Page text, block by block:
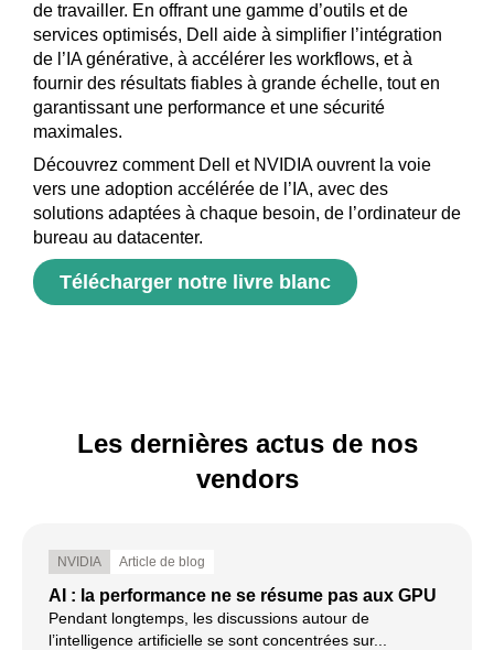
de travailler. En offrant une gamme d’outils et de
services optimisés, Dell aide à simplifier l’intégration
de l’IA générative, à accélérer les workflows, et à
fournir des résultats fiables à grande échelle, tout en
garantissant une performance et une sécurité
maximales.
Découvrez comment Dell et NVIDIA ouvrent la voie
vers une adoption accélérée de l’IA, avec des
solutions adaptées à chaque besoin, de l’ordinateur de
bureau au datacenter.
Télécharger notre livre blanc
Les dernières actus de nos
vendors
NVIDIA Article de blog
AI : la performance ne se résume pas aux GPU
Pendant longtemps, les discussions autour de
l’intelligence artificielle se sont concentrées sur...